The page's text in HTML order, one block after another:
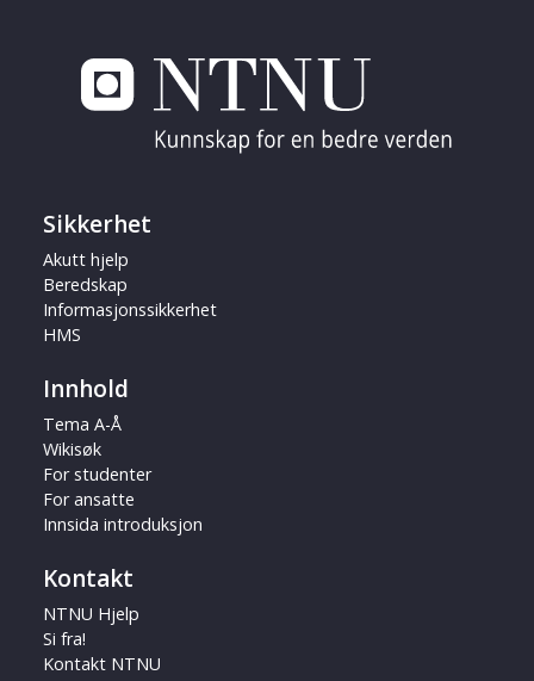
Sikkerhet
Akutt hjelp
Beredskap
Informasjonssikkerhet
HMS
Innhold
Tema A-Å
Wikisøk
For studenter
For ansatte
Innsida introduksjon
Kontakt
NTNU Hjelp
Si fra!
Kontakt NTNU